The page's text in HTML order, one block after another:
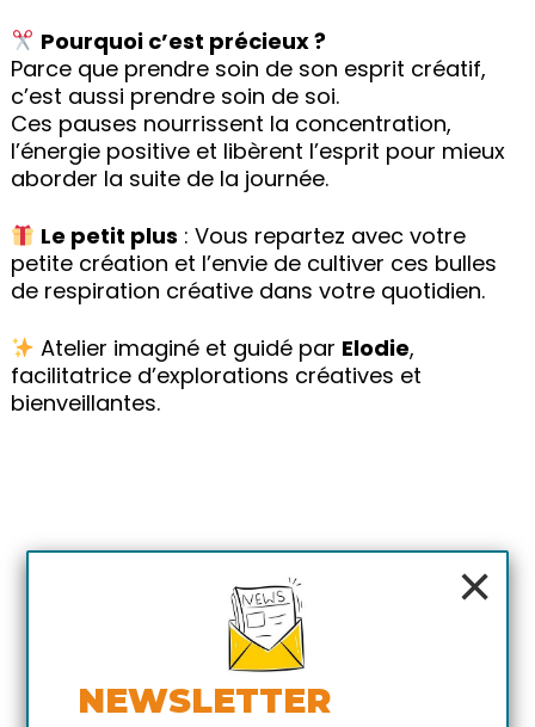
Pourquoi c’est précieux ?
Parce que prendre soin de son esprit créatif,
c’est aussi prendre soin de soi.
Ces pauses nourrissent la concentration,
l’énergie positive et libèrent l’esprit pour mieux
aborder la suite de la journée.
Le petit plus : Vous repartez avec votre
petite création et l’envie de cultiver ces bulles
de respiration créative dans votre quotidien.
Atelier imaginé et guidé par Elodie,
facilitatrice d’explorations créatives et
bienveillantes.
×
NEWSLETTER